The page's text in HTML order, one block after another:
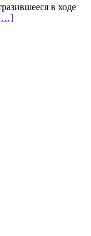
в ходе